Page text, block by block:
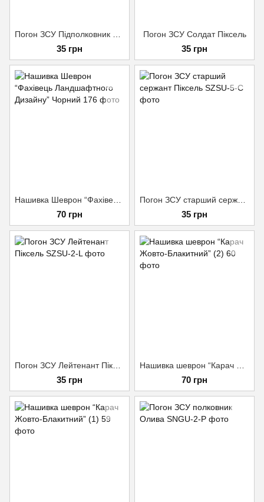
35 грн
Погон ЗСУ Cолдат Піксель
35 грн
70 грн 35 грн
35 грн 70 грн